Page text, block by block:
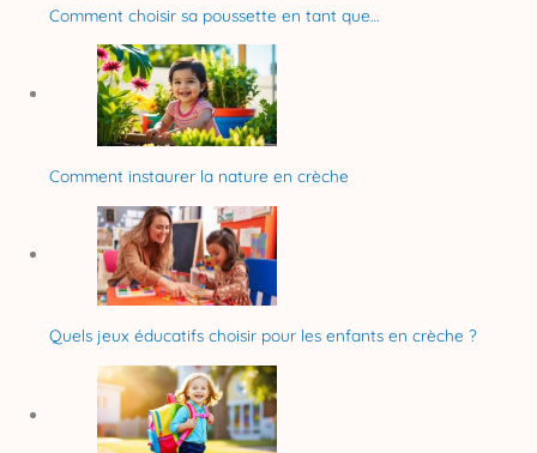
Comment choisir sa poussette en tant que…
Comment instaurer la nature en crèche
Quels jeux éducatifs choisir pour les enfants en crèche ?